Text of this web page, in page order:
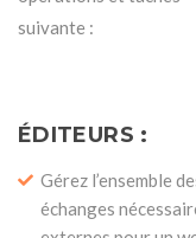
suivante :
ÉDITEURS :
Gérez l’ensemble
échanges